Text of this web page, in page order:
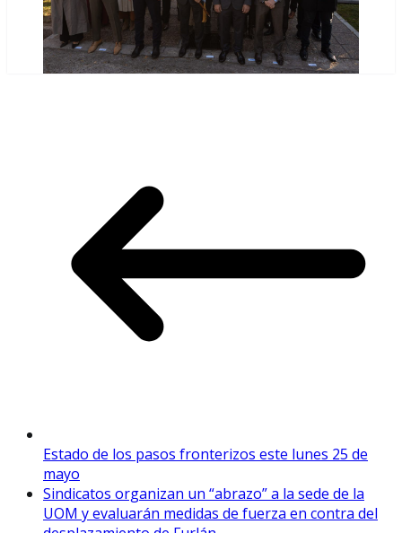
Estado de los pasos fronterizos este lunes 25 de
mayo
Sindicatos organizan un “abrazo” a la sede de la
UOM y evaluarán medidas de fuerza en contra del